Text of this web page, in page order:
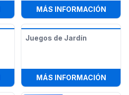
PISTA DE OBSTÁCULOS STAR
MÁS INFORMACIÓN:
BRINCOLÍN CON PARED DE ROCA
Juegos de Jardín
MÁS INFORMACIÓN: